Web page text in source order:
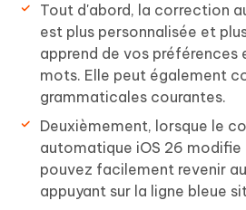
Tout d'abord, la correction
est plus personnalisée et
apprend de vos préférences
mots. Elle peut également
grammaticales courantes.
Deuxièmement, lorsque le
automatique iOS 26 modifie
pouvez facilement revenir
appuyant sur la ligne bleue